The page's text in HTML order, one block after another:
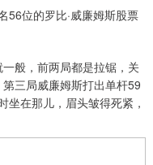
56位的罗比·威廉姆斯股票
般，前两局都是拉锯，关
三局威廉姆斯打出单杆59
在那儿，眉头皱得死紧，